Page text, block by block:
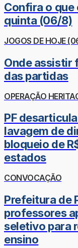
Confira o que
quinta (06/8)
JOGOS DE HOJE
Onde assistir
das partidas
OPERAÇÃO
PF
lavagem de
bloqueio de
estados
CONVOCAÇÃO
Prefeitura de
professores
seletivo para
ensino